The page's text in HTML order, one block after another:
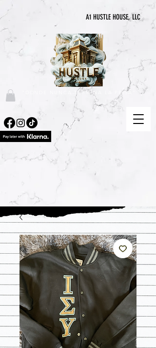
A1 HUSTLE HOUSE, LLC
"DONDE NUNCA TERMINA LA PRISA"